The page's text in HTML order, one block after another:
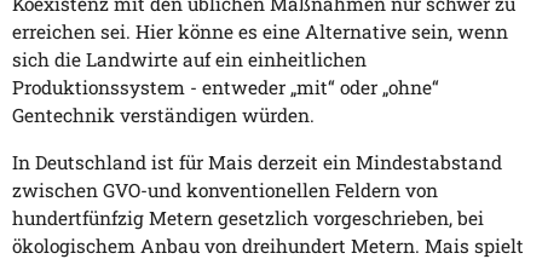
erreichen sei. Hier könne es eine Alternative sein, wenn
sich die Landwirte auf ein einheitlichen
Produktionssystem - entweder „mit“ oder „ohne“
Gentechnik verständigen würden.
In Deutschland ist für Mais derzeit ein Mindestabstand
zwischen GVO-und konventionellen Feldern von
hundertfünfzig Metern gesetzlich vorgeschrieben, bei
ökologischem Anbau von dreihundert Metern. Mais spielt